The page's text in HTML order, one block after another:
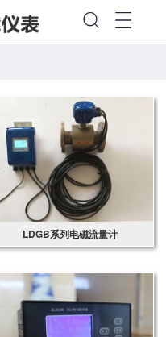
LDGB系列电磁流量计